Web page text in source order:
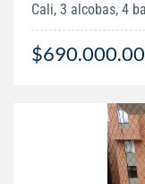
Cali, 3 alcobas, 4